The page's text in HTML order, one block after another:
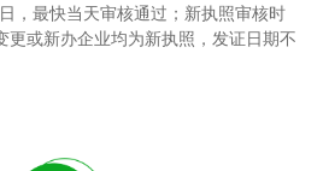
，最快当天审核通过；新执照审核时
更或新办企业均为新执照，发证日期不